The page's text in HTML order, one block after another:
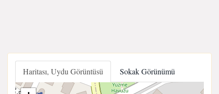
Haritası, Uydu Görüntüsü Sokak Görünümü